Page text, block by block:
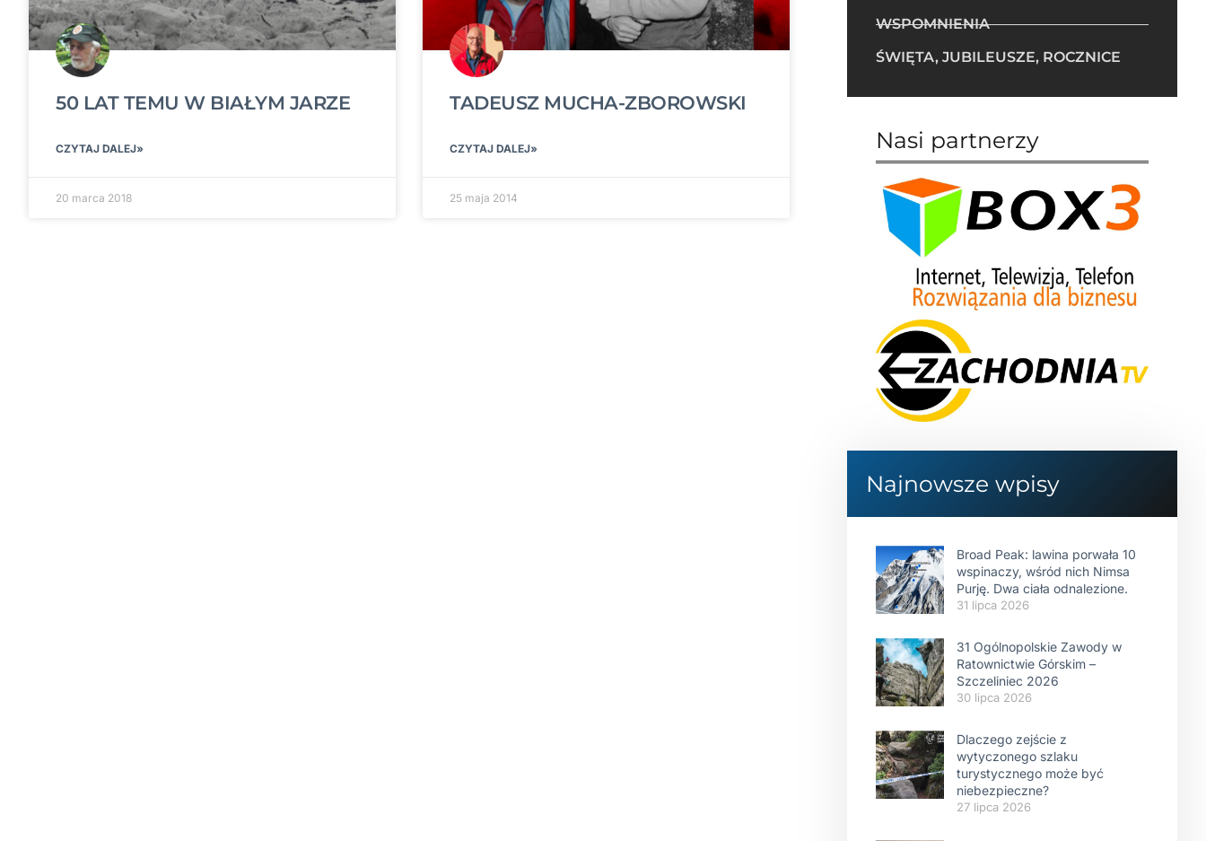
50 LAT TEMU W BIAŁYM JARZE
CZYTAJ DALEJ»
20 marca 2018
TADEUSZ MUCHA-ZBOROWSKI
CZYTAJ DALEJ»
25 maja 2014
WSPOMNIENIA
ŚWIĘTA, JUBILEUSZE, ROCZNICE
Nasi partnerzy
Najnowsze wpisy
Broad Peak: lawina porwała 10
wspinaczy, wśród nich Nimsa
Purję. Dwa ciała odnalezione.
31 lipca 2026
31 Ogólnopolskie Zawody w
Ratownictwie Górskim –
Szczeliniec 2026
30 lipca 2026
Dlaczego zejście z
wytyczonego szlaku
turystycznego może być
niebezpieczne?
27 lipca 2026